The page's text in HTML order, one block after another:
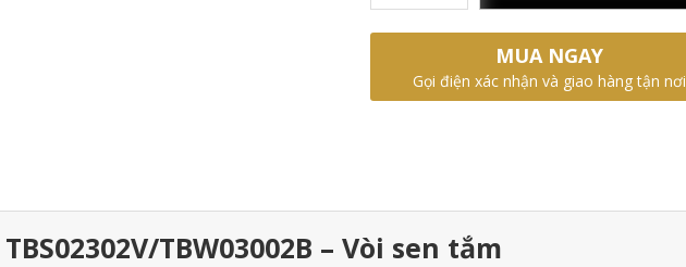
MUA NGAY
Gọi điện xác nhận và giao hàng tận nơi
TBW03002B – Vòi sen tắm